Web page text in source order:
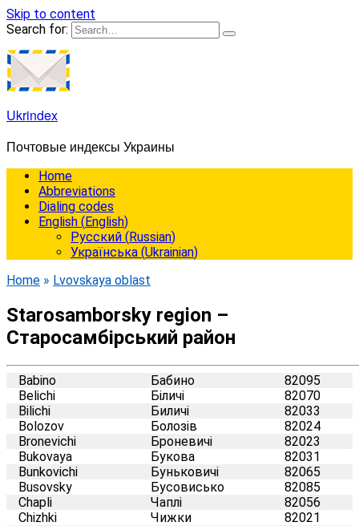
Skip to content
Search for:
Ukrindex
Почтовые индексы Украины
Home
Abbreviations
Dialing codes
English (English)
Русский (Russian)
Українська (Ukrainian)
Home » Lvovskaya oblast
Starosamborsky region –
Старосамбірський район
Babino Бабино
82095
Belichi
Біличі
82070
Bilichi
Биличі
82033
Bolozov
Болозів
82024
Bronevichi
Броневичі
82023
Bukovaya
Букова
82031
Bunkovichi
Буньковичі
82065
Busovsky
Бусовисько
82085
Chapli
Чаплі
82056
Chizhki
Чижки
82021